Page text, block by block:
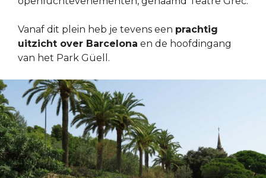
Vanaf dit plein heb je tevens een prachtig
uitzicht over Barcelona en de hoofdingang
van het Park Güell.